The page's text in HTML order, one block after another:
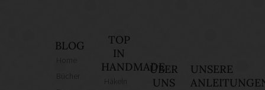
BLOG
TOP
IN
HANDMADEÜBER
UNS
UNSERE